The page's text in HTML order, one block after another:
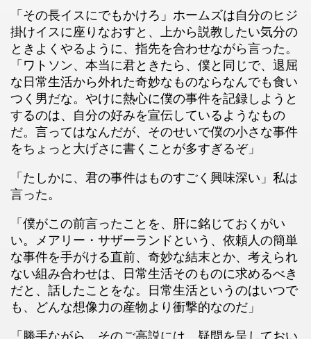
「その長イスにでもかけろ」ホームズは自分のヒジ
掛けイスに座りなおすと、上から説教したい気分の
ときよくやるように、指先を合わせながら言った。
「ワトソン、本当に君ときたら、僕と同じで、退屈
な日常生活から外れた奇妙なものならなんでも食い
つく男だな。やけに熱心に僕の事件を記録しようと
するのは、自分の好みを宣伝しているようなもの
だ。言ってはなんだが、そのせいで僕の小さな事件
をちょっと大げさに書くことが多すぎるぞ」
「たしかに、君の事件はものすごく興味深い」私は
言った。
「僕がこの前言ったことを、肝に銘じておくがい
い。メアリー・サザーランドという、依頼人の簡単
な事件を手がける直前、奇妙な結末とか、考えられ
ない組み合わせは、日常生活そのものに求めるべき
だと、話したことをな。日常生活というのはいつで
も、どんな想像力の産物より衝撃的なのだ」
「勝手ながら、そのご高説には、疑問を呈しておい